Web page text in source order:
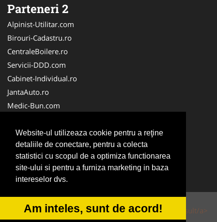
Website-ul utilizeaza cookie pentru a reţine
detaliile de conectare, pentru a colecta
statistici cu scopul de a optimiza functionarea
site-ului si pentru a furniza marketing in baza
intereselor dvs.
Am inteles, sunt de acord!
Parteneri 2
Alpinist-Utilitar.com
Birouri-Cadastru.ro
CentraleBoilere.ro
Servicii-DDD.com
Cabinet-Individual.ro
JantaAuto.ro
Medic-Bun.com
Apicultorul.com
CentruInchirieri.ro
Oftalmologul.ro
Stomatologul.com
© 2014-2026 Powered byVilonMedia&Tokaido Consult/a>